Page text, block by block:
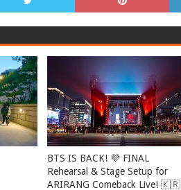
BTS IS BACK! 💜 FINAL
Rehearsal & Stage Setup for
ARIRANG Comeback Live! 🇰🇷